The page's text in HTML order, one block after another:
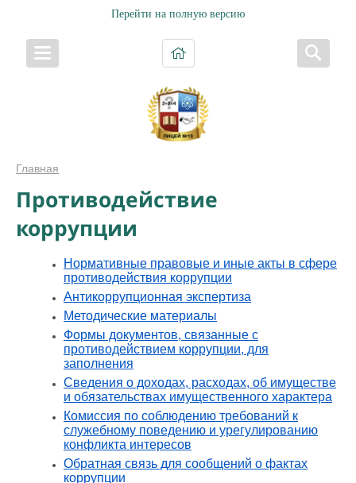
Перейти на полную версию
Главная
Противодействие
коррупции
Нормативные правовые и иные акты в сфере
противодействия коррупции
Антикоррупционная экспертиза
Методические материалы
Формы документов, связанные с
противодействием коррупции, для
заполнения
Сведения о доходах, расходах, об имуществе
и обязательствах имущественного характера
Комиссия по соблюдению требований к
служебному поведению и урегулированию
конфликта интересов
Обратная связь для сообщений о фактах
коррупции